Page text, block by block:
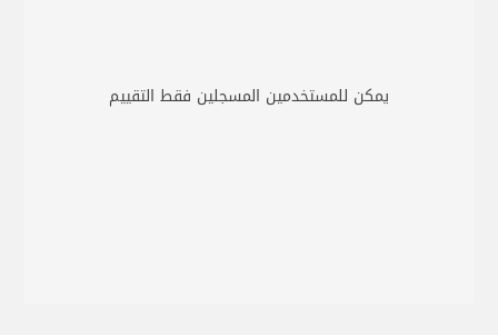
يمكن للمستخدمين المسجلين فقط التقييم